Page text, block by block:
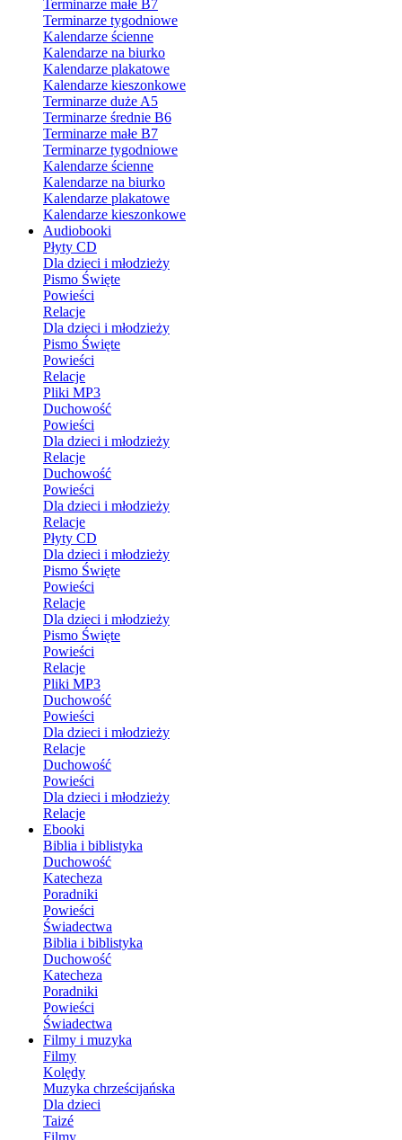
Terminarze małe B7
Terminarze tygodniowe
Kalendarze ścienne
Kalendarze na biurko
Kalendarze plakatowe
Kalendarze kieszonkowe
Terminarze duże A5
Terminarze średnie B6
Terminarze małe B7
Terminarze tygodniowe
Kalendarze ścienne
Kalendarze na biurko
Kalendarze plakatowe
Kalendarze kieszonkowe
Audiobooki
Płyty CD
Dla dzieci i młodzieży
Pismo Święte
Powieści
Relacje
Dla dzieci i młodzieży
Pismo Święte
Powieści
Relacje
Pliki MP3
Duchowość
Powieści
Dla dzieci i młodzieży
Relacje
Duchowość
Powieści
Dla dzieci i młodzieży
Relacje
Płyty CD
Dla dzieci i młodzieży
Pismo Święte
Powieści
Relacje
Dla dzieci i młodzieży
Pismo Święte
Powieści
Relacje
Pliki MP3
Duchowość
Powieści
Dla dzieci i młodzieży
Relacje
Duchowość
Powieści
Dla dzieci i młodzieży
Relacje
Ebooki
Biblia i biblistyka
Duchowość
Katecheza
Poradniki
Powieści
Świadectwa
Biblia i biblistyka
Duchowość
Katecheza
Poradniki
Powieści
Świadectwa
Filmy i muzyka
Filmy
Kolędy
Muzyka chrześcijańska
Dla dzieci
Taizé
Filmy